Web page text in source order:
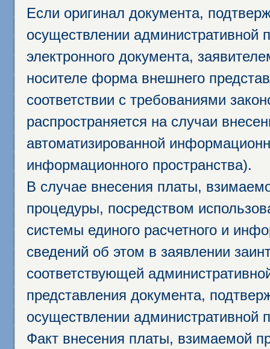
Если оригинал документа,
осуществлении административной
электронного документа,
носителе форма внешнего
соответствии с требованиями
распространяется на случаи
автоматизированной
информационного пространства).
В случае внесения платы,
процедуры, посредством
системы единого расчетного и
сведений об этом в заявлении
соответствующей
представления документа,
осуществлении административной
Факт внесения платы, взимаемой